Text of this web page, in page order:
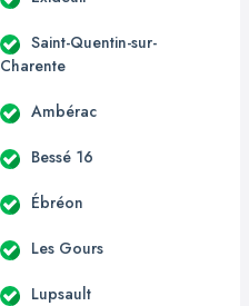
Saint-Quentin-sur-
Charente
Ambérac
Bessé 16
Ébréon
Les Gours
Lupsault